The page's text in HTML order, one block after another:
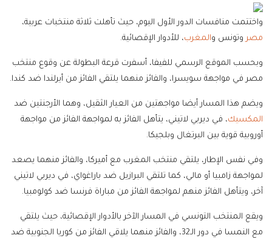
واختتمت منافسات الدور الأول اليوم، حيث تأهلت ثلاثة منتخبات عربية،
مصر وتونس والمغرب، للأدوار الإقصائية.
وبحسب الموقع الرسمي للفيفا، أسفرت قرعة البطولة عن وقوع منتخب
مصر في مواجهة سويسرا، والفائز منهما يلتقي الفائز من أيرلندا ضد كندا.
ويضم هذا المسار أيضا مواجهتين من العيار الثقيل، وهما الأرجنتين ضد
المكسيك، في ديربي لاتيني، يتأهل الفائز به لمواجهة الفائز من مواجهة
أوروبية قوية بين البرتغال وبلجيكا.
وفي نفس الإطار، يلتقي منتخب المغرب مع أميركا، والفائز منهما يصعد
لمواجهة زامبيا أو مالي، كما تلتقي البرازيل ضد باراغواي، في ديربي لاتيني
آخر، ويتأهل الفائز منهم لمواجهة الفائز من مباراة فرنسا ضد كولومبيا.
ويقع المنتخب التونسي في المسار الآخر بالأدوار الإقصائية، حيث يلتقي
مع النمسا في دور الـ32، والفائز منهما يلاقي الفائز من كوريا الجنوبية ضد